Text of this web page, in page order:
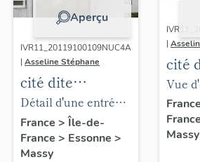
Aperçu
IVR11_20119100109NUC4A
| Asseline Stéphane
cité dite
Résidence Ile-
de-France
Détail d'une entrée
et d'un panneau de
loggia.
France > Île-de-
France > Essonne >
Massy
|
cité
de-
Vue
les
Massy